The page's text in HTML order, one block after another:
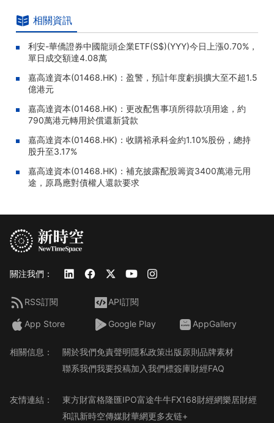
相關資訊
利安-華僑證券中國龍頭企業ETF(S$)(YYY)今日上漲0.70%，
單日成交額達4.08萬
嘉高達資本(01468.HK)：盈警，預計年度虧損擴大至不超1.5
億港元
嘉高達資本(01468.HK)：更改配售事項所得款項用途，約
790萬港元轉用於償還新貸款
嘉高達資本(01468.HK)：收購裕承科金約1.10%股份，總持
股升至3.17%
嘉高達資本(01468.HK)：補充披露配股籌資3400萬港元用
途，原爲應對債權人還款要求
關注我們：
RSS訂閱 API訂閱
App Store Google Play AppGallery
相關信息： 關於我們免責聲明隱私政策出版原則品牌素材
聯系我們我要投稿加入我們標簽庫財經FAQ
友情連結： 東方財富格隆匯IPO富途牛牛FX168財經網樂居財經
和訊新時空傳媒財華網更多友链+